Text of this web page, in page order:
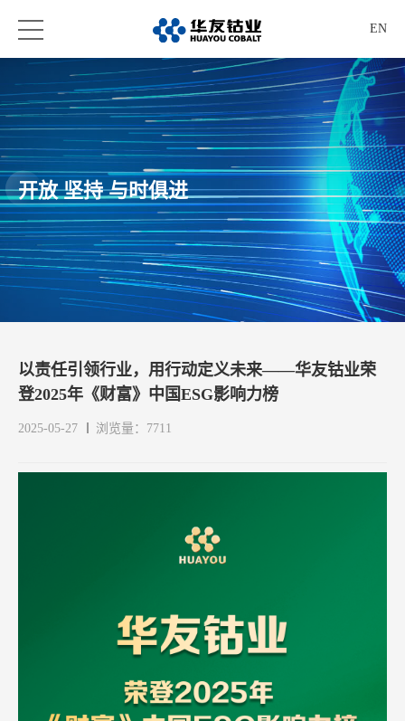
EN
开放 坚持 与时俱进
以责任引领行业，用行动定义未来——华友钴业荣
登2025年《财富》中国ESG影响力榜
2025-05-27 浏览量：7711